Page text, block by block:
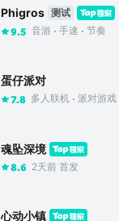
Phigros 测试
9.5 音游 手速 节奏
蛋仔派对
7.8 多人联机 派对游戏
魂坠深境
8.6 2天前 首发
心动小镇